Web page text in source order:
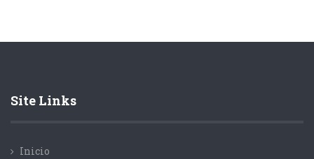
Site Links
Inicio